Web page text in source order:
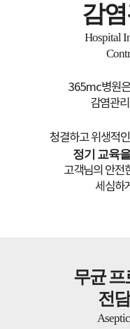
감염
Hospital
365mc병원
감염관
청결하고 위생적
정기 교육
고객님의 안전
세심하
무균 프
전